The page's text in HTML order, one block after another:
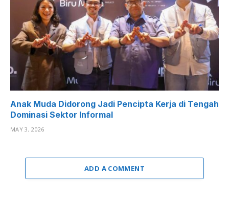
Anak Muda Didorong Jadi Pencipta Kerja di Tengah
Dominasi Sektor Informal
MAY 3, 2026
ADD A COMMENT